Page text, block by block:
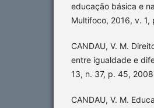
educação básica e
Multifoco, 2016, v. 1,
CANDAU, V. M.
entre igualdade e
13, n. 37, p. 45,
CANDAU, V. M.